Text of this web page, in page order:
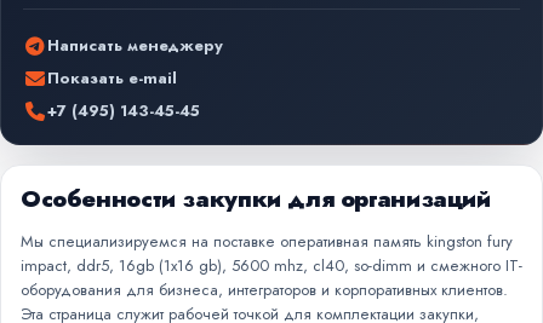
Написать менеджеру
Показать e-mail
+7 (495) 143-45-45
Особенности закупки для организаций
Мы специализируемся на поставке оперативная память kingston fury
impact, ddr5, 16gb (1x16 gb), 5600 mhz, cl40, so-dimm и смежного IT-
оборудования для бизнеса, интеграторов и корпоративных клиентов.
Эта страница служит рабочей точкой для комплектации закупки,